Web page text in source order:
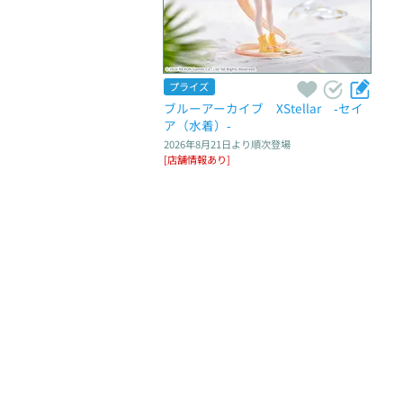
プライズ
ブルーアーカイブ　XStellar　‐セイ
ア（水着）‐
2026年8月21日より順次登場
[店舗情報あり]